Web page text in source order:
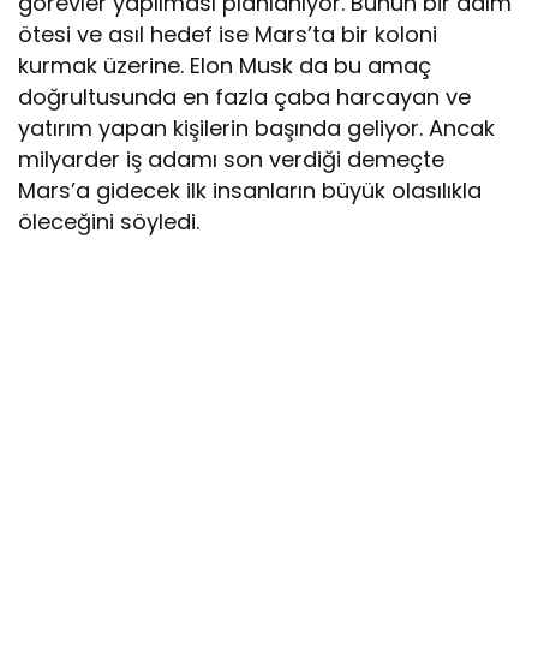
ötesi ve asıl hedef ise Mars’ta bir koloni
kurmak üzerine. Elon Musk da bu amaç
doğrultusunda en fazla çaba harcayan ve
yatırım yapan kişilerin başında geliyor. Ancak
milyarder iş adamı son verdiği demeçte
Mars’a gidecek ilk insanların büyük olasılıkla
öleceğini söyledi.